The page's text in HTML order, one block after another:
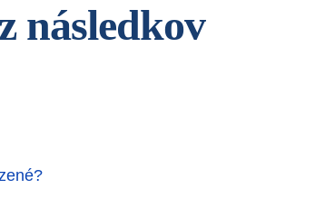
následkov